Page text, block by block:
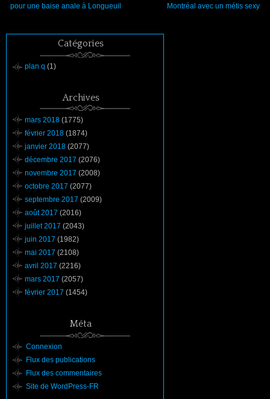
pour une baise anale à Longueuil
Montréal avec un métis sexy
Catégories
plan q (1)
Archives
mars 2018 (1775)
février 2018 (1874)
janvier 2018 (2077)
décembre 2017 (2076)
novembre 2017 (2008)
octobre 2017 (2077)
septembre 2017 (2009)
août 2017 (2016)
juillet 2017 (2043)
juin 2017 (1982)
mai 2017 (2108)
avril 2017 (2216)
mars 2017 (2057)
février 2017 (1454)
Méta
Connexion
Flux des publications
Flux des commentaires
Site de WordPress-FR